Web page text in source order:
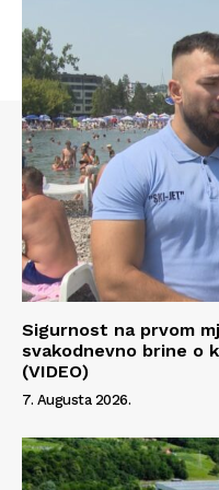
Sigurnost na prvom
svakodnevno brine o
(VIDEO)
7. Augusta 2026.